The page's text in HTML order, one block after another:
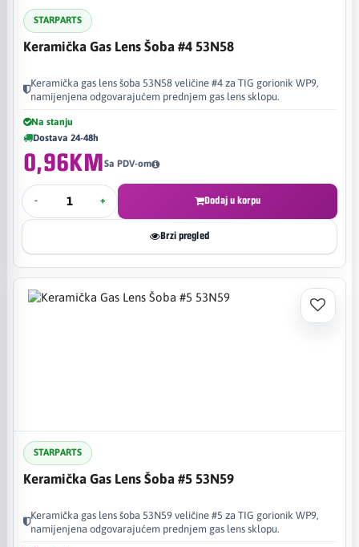
STARPARTS
Keramička Gas Lens Šoba #4 53N58
Keramička gas lens šoba 53N58 veličine #4 za TIG gorionik WP9,
namijenjena odgovarajućem prednjem gas lens sklopu.
Na stanju
Dostava 24-48h
0,96KMSa PDV-om
- + Dodaj u korpu
Brzi pregled
STARPARTS
Keramička Gas Lens Šoba #5 53N59
Keramička gas lens šoba 53N59 veličine #5 za TIG gorionik WP9,
namijenjena odgovarajućem prednjem gas lens sklopu.